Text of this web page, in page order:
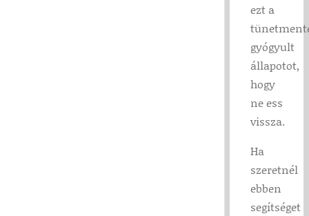
ezt a
gyógyult
állapotot,
hogy
ne ess
vissza.
Ha
szeretnél
ebben
segítséget